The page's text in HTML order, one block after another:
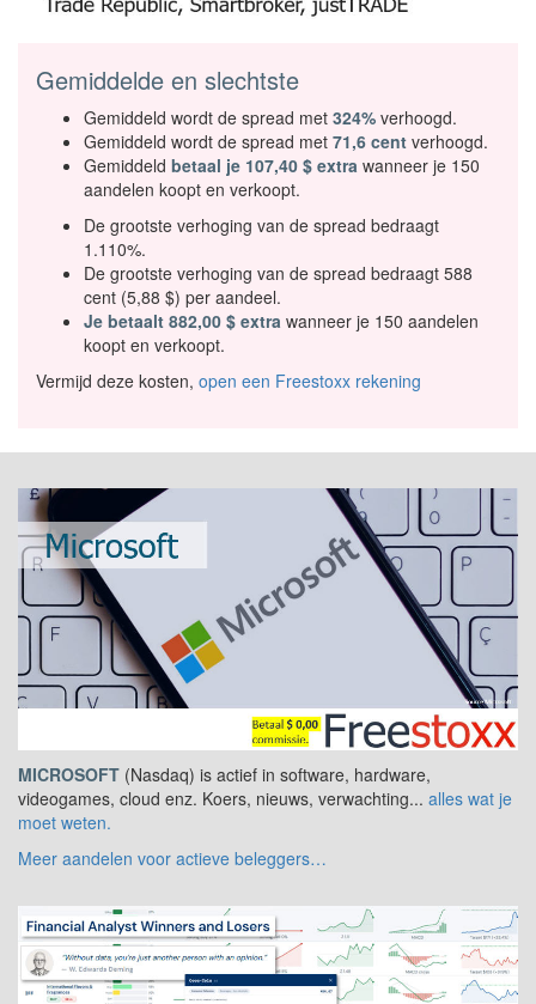
Gemiddelde en slechtste
Gemiddeld wordt de spread met 324% verhoogd.
Gemiddeld wordt de spread met 71,6 cent verhoogd.
Gemiddeld betaal je 107,40 $ extra wanneer je 150
aandelen koopt en verkoopt.
De grootste verhoging van de spread bedraagt
1.110%.
De grootste verhoging van de spread bedraagt 588
cent (5,88 $) per aandeel.
Je betaalt 882,00 $ extra wanneer je 150 aandelen
koopt en verkoopt.
Vermijd deze kosten, open een Freestoxx rekening
MICROSOFT (Nasdaq) is actief in software, hardware,
videogames, cloud enz. Koers, nieuws, verwachting... alles wat je
moet weten.
Meer aandelen voor actieve beleggers…